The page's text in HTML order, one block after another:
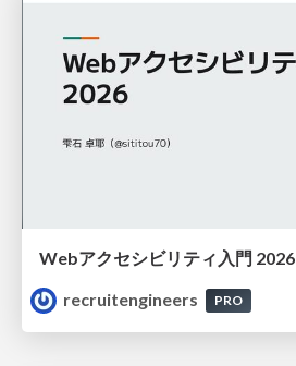
Webアクセシビリティ入門 2026
recruitengineers
PRO